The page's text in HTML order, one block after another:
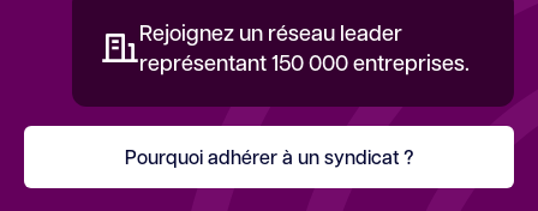
Rejoignez un réseau leader
représentant 150 000 entreprises.
Pourquoi adhérer à un syndicat ?